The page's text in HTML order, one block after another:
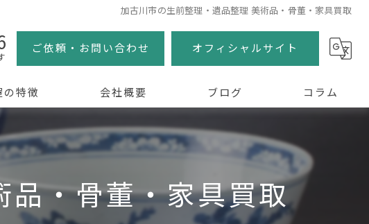
加古川市の生前整理・遺品整理 美術品・骨董・家具買取
ご依頼・お問い合わせ オフィシャルサイト
の特徴 会社概要 ブログ コラム
・骨董・家具買取